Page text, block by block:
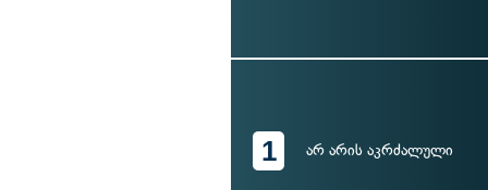
1 არ არის აკრძალული